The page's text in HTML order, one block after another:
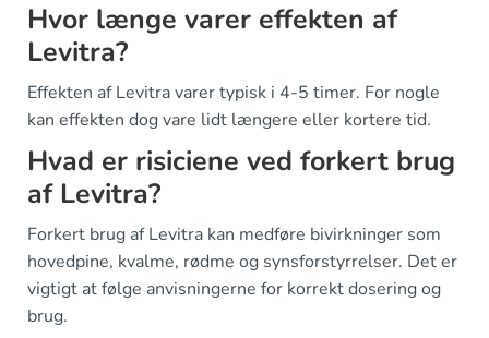
Hvor længe varer effekten af
Levitra?
Effekten af Levitra varer typisk i 4-5 timer. For nogle
kan effekten dog vare lidt længere eller kortere tid.
Hvad er risiciene ved forkert brug
af Levitra?
Forkert brug af Levitra kan medføre bivirkninger som
hovedpine, kvalme, rødme og synsforstyrrelser. Det er
vigtigt at følge anvisningerne for korrekt dosering og
brug.